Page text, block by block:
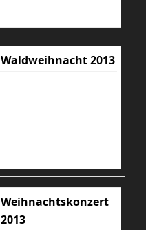
Waldweihnacht 2013
Weihnachtskonzert
2013